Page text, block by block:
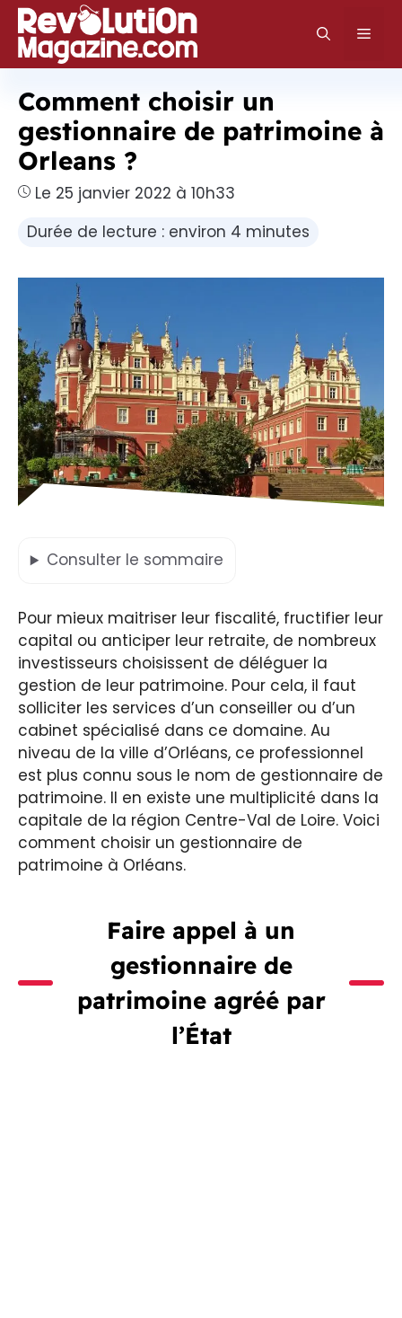
Aller
au
contenu
Comment choisir un
gestionnaire de patrimoine à
Orleans ?
Le 25 janvier 2022 à 10h33
Durée de lecture : environ 4 minutes
Consulter le sommaire
Pour mieux maitriser leur fiscalité, fructifier leur
capital ou anticiper leur retraite, de nombreux
investisseurs choisissent de déléguer la
gestion de leur patrimoine. Pour cela, il faut
solliciter les services d’un conseiller ou d’un
cabinet spécialisé dans ce domaine. Au
niveau de la ville d’Orléans, ce professionnel
est plus connu sous le nom de gestionnaire de
patrimoine. Il en existe une multiplicité dans la
capitale de la région Centre-Val de Loire. Voici
comment choisir un gestionnaire de
patrimoine à Orléans.
Faire appel à un
gestionnaire de
patrimoine agréé par
l’État